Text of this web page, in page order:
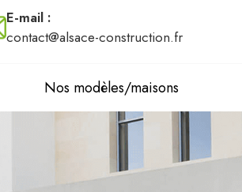
E-mail :
contact@alsace-construction.fr
Nos modèles/maisons